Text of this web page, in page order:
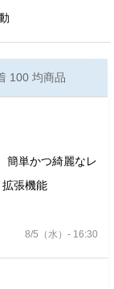
100 均商品
簡単かつ綺麗なレ
張機能
8/5（水）- 16:30